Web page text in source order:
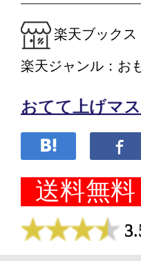
楽天ブックス
楽天ジャンル：お
おてて上げマ
送料無料